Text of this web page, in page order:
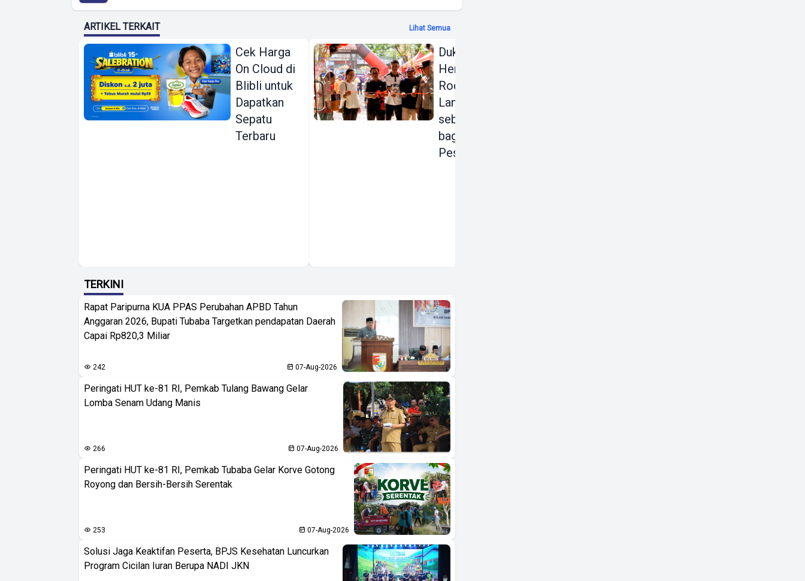
ARTIKEL TERKAIT Lihat Semua
Cek Harga
On Cloud di
Blibli untuk
Dapatkan
Sepatu
Terbaru
Dukung Gerakan
Hemat Energi,
Rodalink
Lampung Hadir
sebagai Rumah
bagi para
Pesepeda
TERKINI
Rapat Paripurna KUA PPAS Perubahan APBD Tahun
Anggaran 2026, Bupati Tubaba Targetkan pendapatan Daerah
Capai Rp820,3 Miliar
242 07-Aug-2026
Peringati HUT ke-81 RI, Pemkab Tulang Bawang Gelar
Lomba Senam Udang Manis
266 07-Aug-2026
Peringati HUT ke-81 RI, Pemkab Tubaba Gelar Korve Gotong
Royong dan Bersih-Bersih Serentak
253 07-Aug-2026
Solusi Jaga Keaktifan Peserta, BPJS Kesehatan Luncurkan
Program Cicilan Iuran Berupa NADI JKN